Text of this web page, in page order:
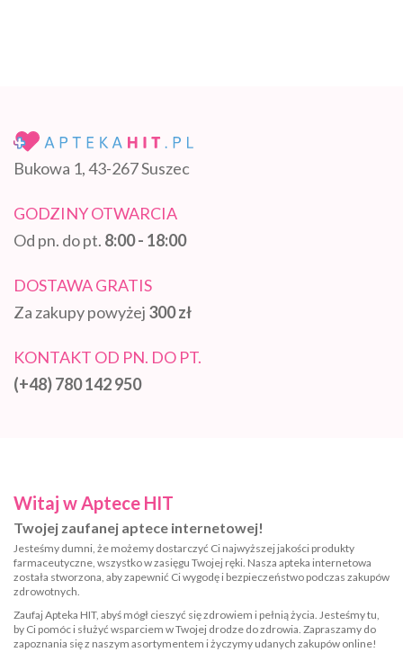
Bukowa 1, 43-267 Suszec
GODZINY OTWARCIA
Od pn. do pt. 8:00 - 18:00
DOSTAWA GRATIS
Za zakupy powyżej 300 zł
KONTAKT OD PN. DO PT.
(+48) 780 142 950
Witaj w Aptece HIT
Twojej zaufanej aptece internetowej!
Jesteśmy dumni, że możemy dostarczyć Ci najwyższej jakości produkty
farmaceutyczne, wszystko w zasięgu Twojej ręki. Nasza apteka internetowa
została stworzona, aby zapewnić Ci wygodę i bezpieczeństwo podczas zakupów
zdrowotnych.
Zaufaj Apteka HIT, abyś mógł cieszyć się zdrowiem i pełnią życia. Jesteśmy tu,
by Ci pomóc i służyć wsparciem w Twojej drodze do zdrowia. Zapraszamy do
zapoznania się z naszym asortymentem i życzymy udanych zakupów online!